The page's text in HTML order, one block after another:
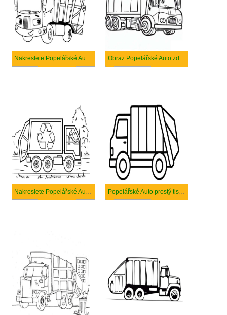
Nakreslete Popelářské Auto zdarma prostý Obraz Popelářské Auto zdarma
Nakreslete Popelářské Auto k vytisknutí Popelářské Auto prostý tisknutelné